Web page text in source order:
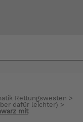
Rettungswesten >
dafür leichter) >
mit